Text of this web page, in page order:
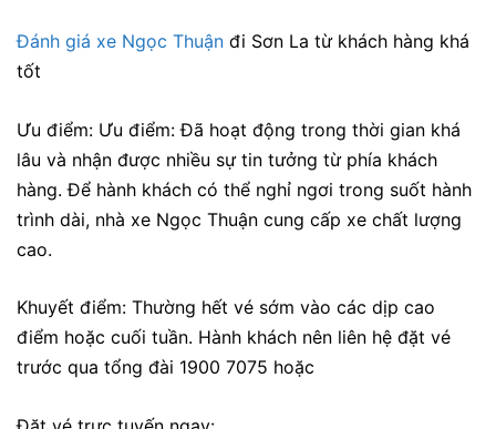
Đánh giá xe Ngọc Thuận đi Sơn La từ khách hàng khá
tốt
Ưu điểm: Ưu điểm:Đã hoạt động trong thời gian khá
lâu và nhận được nhiều sự tin tưởng từ phía khách
hàng. Để hành khách có thể nghỉ ngơi trong suốt hành
trình dài, nhà xe Ngọc Thuận cung cấp xe chất lượng
cao.
Khuyết điểm: Thường hết vé sớm vào các dịp cao
điểm hoặc cuối tuần. Hành khách nên liên hệ đặt vé
trước qua tổng đài 1900 7075 hoặc